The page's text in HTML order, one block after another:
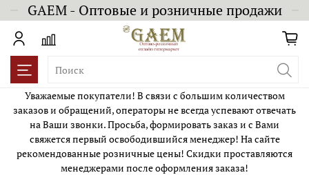
GAEM - Оптовые и розничные продажи
Уважаемые покупатели! В связи с большим количеством
заказов и обращений, операторы не всегда успевают отвечать
на Ваши звонки. Просьба, формировать заказ и с Вами
свяжется первый освободившийся менеджер! На сайте
рекомендованные розничные цены! Скидки проставляются
менеджерами после оформления заказа!